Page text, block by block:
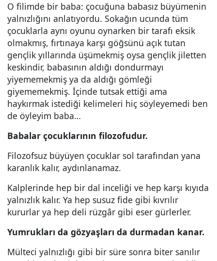
O filimde bir baba: çocuğuna babasız büyümenin
yalnızlığını anlatıyordu. Sokağın ucunda tüm
çocuklarla aynı oyunu oynarken bir tarafı eksik
olmakmış, fırtınaya karşı göğsünü açık tutan
gençlik yıllarında üşümekmiş oysa gençlik jiletten
keskindir, babasının aldığı dondurmayı
yiyememekmiş ya da aldığı gömleği
giyememekmiş. İçinde tutsak ettiği ama
haykırmak istediği kelimeleri hiç söyleyemedi ben
de öyleyim baba…
Babalar çocuklarının filozofudur.
Filozofsuz büyüyen çocuklar sol tarafından yana
karanlık kalır, aydınlanamaz.
Kalplerinde hep bir dal inceliği ve hep karşı kıyıda
yalnızlık kalır. Ya hep susuz fide gibi kıvrılır
kururlar ya hep deli rüzgâr gibi eser gürlerler.
Yumrukları da gözyaşları da durmadan kanar.
Mülteci yalnızlığı gibi bir süre sonra biter sanılır